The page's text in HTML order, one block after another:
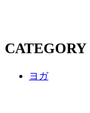
CATEGORY
ヨガ